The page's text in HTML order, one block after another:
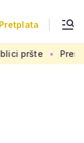
Pretplata
Presuda